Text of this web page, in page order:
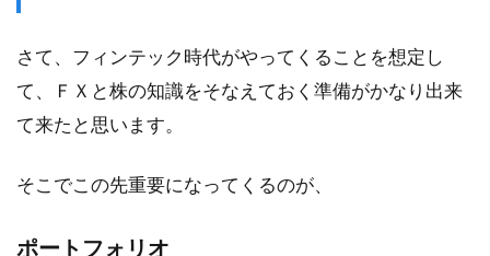
さて、フィンテック時代がやってくることを想定し
て、ＦＸと株の知識をそなえておく準備がかなり出来
て来たと思います。
そこでこの先重要になってくるのが、
ポートフォリオ